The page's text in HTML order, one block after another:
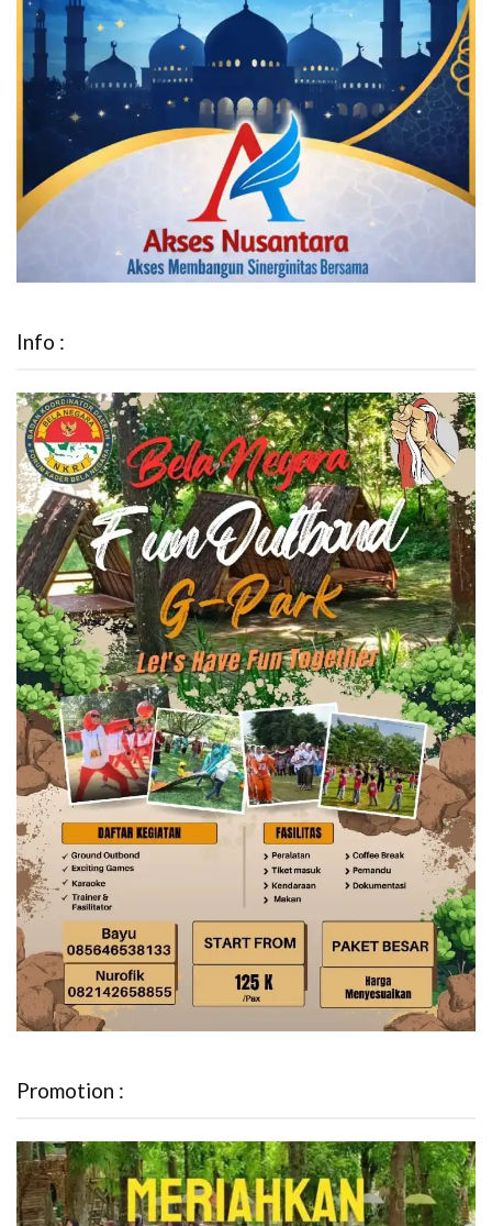
Info :
Promotion :